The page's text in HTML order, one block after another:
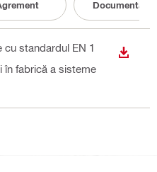
Documentaţie
standardul EN 1
în fabrică a sisteme